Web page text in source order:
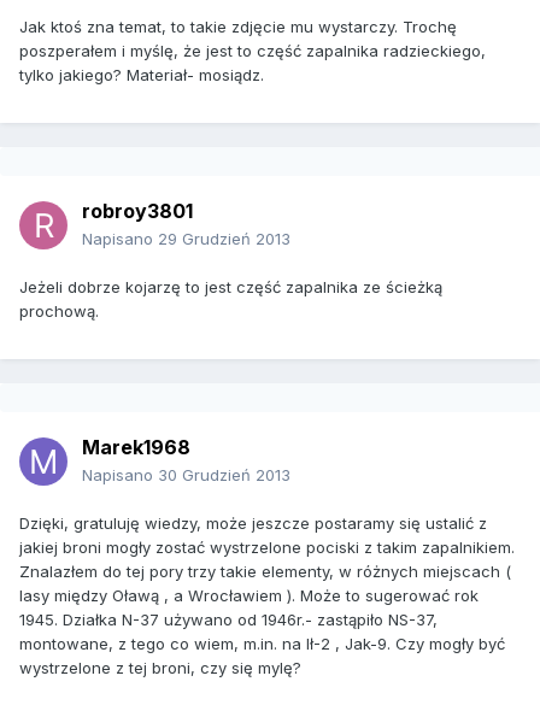
Jak ktoś zna temat, to takie zdjęcie mu wystarczy. Trochę
poszperałem i myślę, że jest to część zapalnika radzieckiego,
tylko jakiego? Materiał- mosiądz.
robroy3801
Napisano 29 Grudzień 2013
Jeżeli dobrze kojarzę to jest część zapalnika ze ścieżką
prochową.
Marek1968
Napisano 30 Grudzień 2013
Dzięki, gratuluję wiedzy, może jeszcze postaramy się ustalić z
jakiej broni mogły zostać wystrzelone pociski z takim zapalnikiem.
Znalazłem do tej pory trzy takie elementy, w różnych miejscach (
lasy między Oławą , a Wrocławiem ). Może to sugerować rok
1945. Działka N-37 używano od 1946r.- zastąpiło NS-37,
montowane, z tego co wiem, m.in. na Ił-2 , Jak-9. Czy mogły być
wystrzelone z tej broni, czy się mylę?